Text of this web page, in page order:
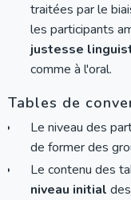
traitées par le
les participants
justesse
comme à l'oral.
Tables de
Le niveau des
de former des
Le contenu des
niveau initial